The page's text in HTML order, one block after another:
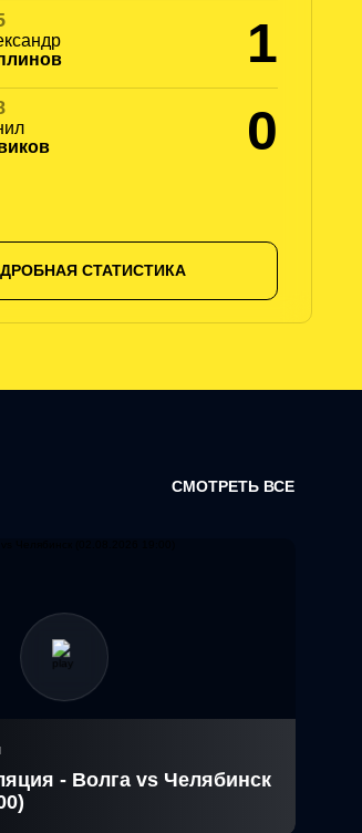
1
0
СТАТИСТИКА
СМОТРЕТЬ ВСЕ
- Волга vs Челябинск